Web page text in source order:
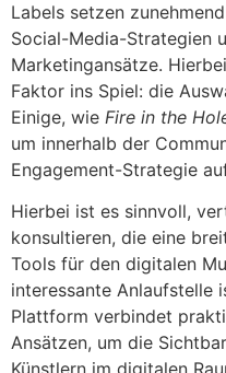
Labels setzen
Social-Media-Strategien
Marketingansätze.
Faktor ins Spiel: die
Einige, wie Fire in the
um innerhalb der
Engagement-Strategie
Hierbei ist es sinnvoll,
konsultieren, die eine
Tools für den digitalen
interessante Anlaufstelle
Plattform verbindet
Ansätzen, um die